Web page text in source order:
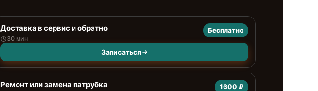
Доставка в сервис и обратно
30 мин
Бесплатно
Записаться
Ремонт или замена патрубка 1600 ₽